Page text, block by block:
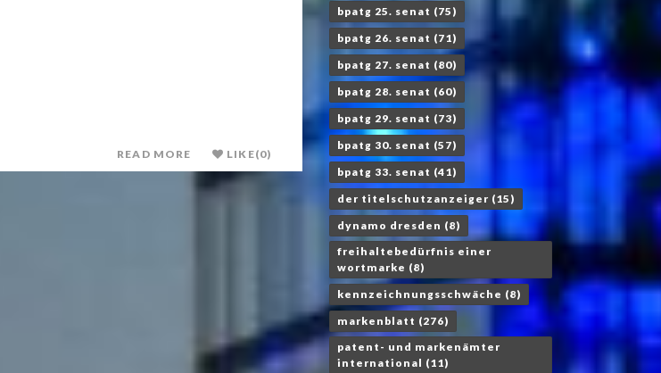
READ MORE LIKE(0)
bpatg 25. senat (75)
bpatg 26. senat (71)
bpatg 27. senat (80)
bpatg 28. senat (60)
bpatg 29. senat (73)
bpatg 30. senat (57)
bpatg 33. senat (41)
der titelschutzanzeiger (15)
dynamo dresden (8)
freihaltebedürfnis einer
wortmarke (8)
kennzeichnungsschwäche (8)
markenblatt (276)
patent- und markenämter
international (11)